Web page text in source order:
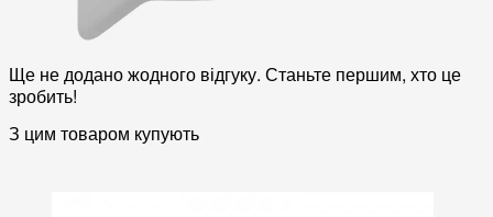
Ще не додано жодного відгуку. Станьте першим, хто це
зробить!
З цим товаром купують